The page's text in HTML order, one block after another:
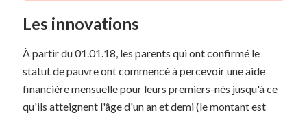
Les innovations
À partir du 01.01.18, les parents qui ont confirmé le
statut de pauvre ont commencé à percevoir une aide
financière mensuelle pour leurs premiers-nés jusqu'à ce
qu'ils atteignent l'âge d'un an et demi (le montant est